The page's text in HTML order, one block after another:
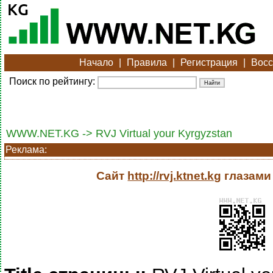
Начало Правила Регистрация
Поиск по рейтингу:
WWW.NET.KG -> RVJ Virtual your Kyrgyzstan
Реклама:
Сайт http://rvj.ktnet.kg